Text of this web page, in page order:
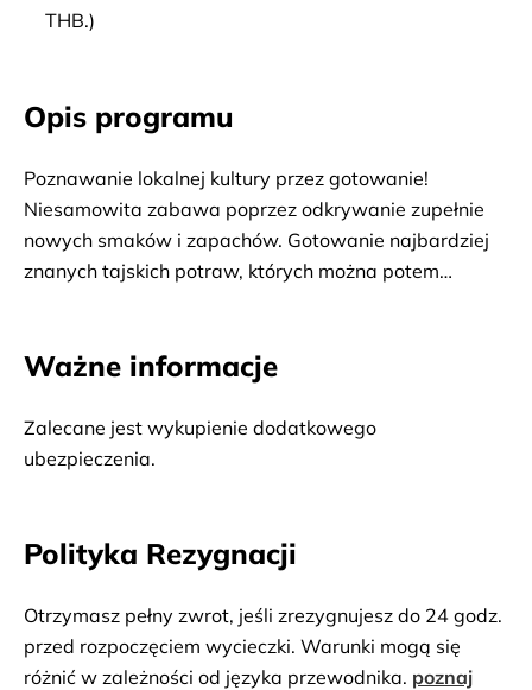
THB.)
Opis programu
Poznawanie lokalnej kultury przez gotowanie!
Niesamowita zabawa poprzez odkrywanie zupełnie
nowych smaków i zapachów. Gotowanie najbardziej
znanych tajskich potraw, których można potem
Ważne informacje
Zalecane jest wykupienie dodatkowego
ubezpieczenia.
Polityka Rezygnacji
Otrzymasz pełny zwrot, jeśli zrezygnujesz do 24 godz.
przed rozpoczęciem wycieczki. Warunki mogą się
różnić w zależności od języka przewodnika. poznaj